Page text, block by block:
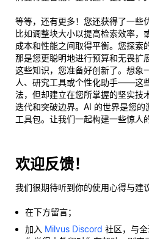
等等，还有更多！您还获得了一些
比如调整块大小以提高检索效率，
成本和性能之间取得平衡。您探索
那是您更聪明地进行预算和无畏扩
这些知识，您准备好创新了。想象
人、研究工具或个性化助手——这
法，但却建立在您所掌握的坚实技
迭代和突破边界。AI 的世界是您
工具包。让我们一起构建一些惊人
欢迎反馈！
我们很期待听到你的使用心得与建
在下方留言；
加入 Milvus Discord 社区，与